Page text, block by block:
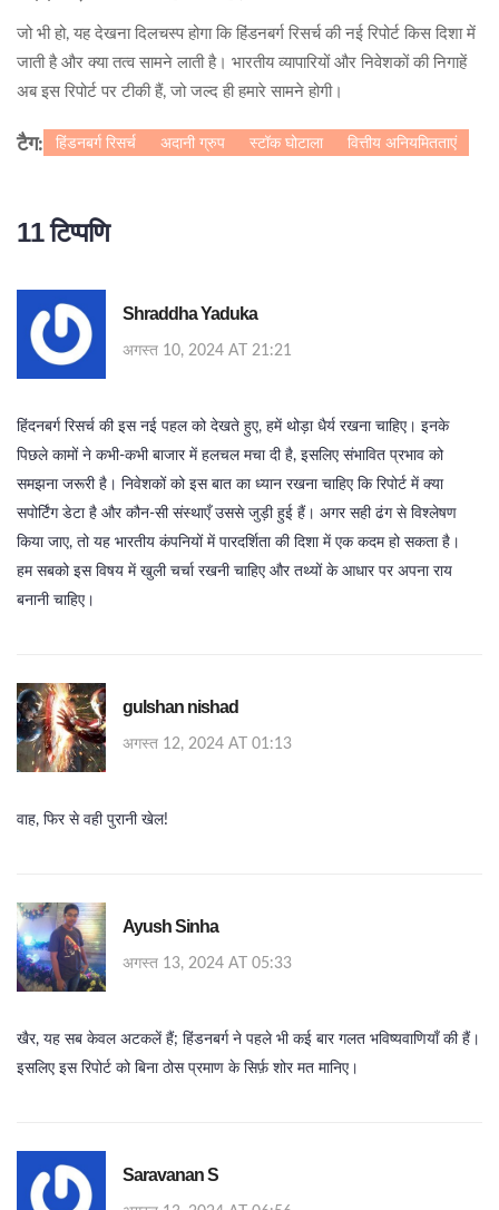
जो भी हो, यह देखना दिलचस्प होगा कि हिंडनबर्ग रिसर्च की नई रिपोर्ट किस दिशा में
जाती है और क्या तत्व सामने लाती है। भारतीय व्यापारियों और निवेशकों की निगाहें
अब इस रिपोर्ट पर टीकी हैं, जो जल्द ही हमारे सामने होगी।
टैग: हिंडनबर्ग रिसर्च अदानी ग्रुप स्टॉक घोटाला वित्तीय अनियमितताएं
11 टिप्पणि
Shraddha Yaduka
अगस्त 10, 2024 AT 21:21
हिंदनबर्ग रिसर्च की इस नई पहल को देखते हुए, हमें थोड़ा धैर्य रखना चाहिए। इनके
पिछले कामों ने कभी‑कभी बाजार में हलचल मचा दी है, इसलिए संभावित प्रभाव को
समझना जरूरी है। निवेशकों को इस बात का ध्यान रखना चाहिए कि रिपोर्ट में क्या
सपोर्टिंग डेटा है और कौन‑सी संस्थाएँ उससे जुड़ी हुई हैं। अगर सही ढंग से विश्लेषण
किया जाए, तो यह भारतीय कंपनियों में पारदर्शिता की दिशा में एक कदम हो सकता है।
हम सबको इस विषय में खुली चर्चा रखनी चाहिए और तथ्यों के आधार पर अपना राय
बनानी चाहिए।
gulshan nishad
अगस्त 12, 2024 AT 01:13
वाह, फिर से वही पुरानी खेल!
Ayush Sinha
अगस्त 13, 2024 AT 05:33
खैर, यह सब केवल अटकलें हैं; हिंडनबर्ग ने पहले भी कई बार गलत भविष्यवाणियाँ की हैं।
इसलिए इस रिपोर्ट को बिना ठोस प्रमाण के सिर्फ़ शोर मत मानिए।
Saravanan S